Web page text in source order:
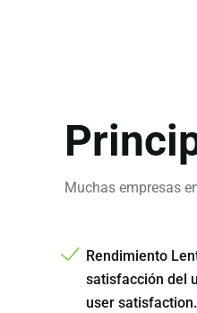
Muchas empresas
Rendimiento
satisfacción del
user satisfaction.